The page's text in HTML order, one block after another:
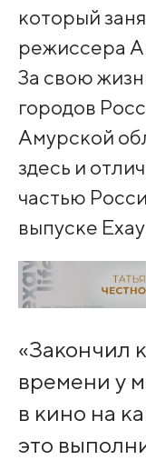
который
режиссера
За свою
городов
Амурской
здесь и
частью
выпуске
«Закончил
времени у
в кино на
это